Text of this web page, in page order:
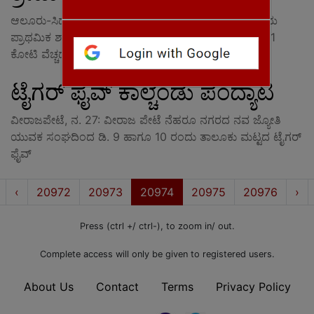
ಆಲೂರು-ಸಿದ್ದಾಪುರ, ನ. 28: ಆಲೂರು-ಸಿದ್ದಾಪುರ ಸರಕಾರಿ ಹಿರಿಯ
ಪ್ರಾಥಮಿಕ ಶಾಲಾ ಮೈದಾನದಲ್ಲಿ 2008 ರಲ್ಲಿ ಆಗಿನ ಸರಕಾರ ರೂ. 1
ಕೋಟಿ ವೆಚ್ಚದಲ್ಲಿ ಮಿನಿ ಕ್ರೀಡಾಂಗಣ ನಿರ್ಮಿಸಲು
ಟೈಗರ್ ಫೈವ್ ಕಾಲ್ಚೆಂಡು ಪಂದ್ಯಾಟ
ವೀರಾಜಪೇಟೆ, ನ. 27: ವೀರಾಜ ಪೇಟೆ ನೆಹರೂ ನಗರದ ನವ ಜ್ಯೋತಿ
ಯುವಕ ಸಂಘದಿಂದ ಡಿ. 9 ಹಾಗೂ 10 ರಂದು ತಾಲೂಕು ಮಟ್ಟದ ಟೈಗರ್
ಫೈವ್
‹ Prev20972 20973 20974 20975 20976 ›
Press (ctrl +/ ctrl-), to zoom in/ out.
Complete access will only be given to registered users.
About Us Contact Terms Privacy Policy